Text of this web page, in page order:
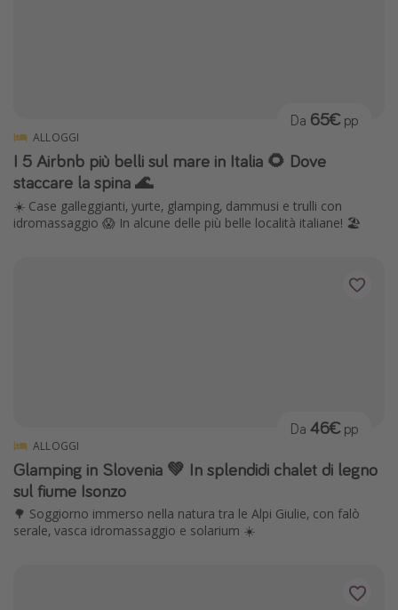
ALLOGGI
I 5 Airbnb più belli sul mare in Italia 🌻 Dove
staccare la spina 🌊
☀️ Case galleggianti, yurte, glamping, dammusi e trulli con
idromassaggio 😱 In alcune delle più belle località italiane! 🏖️
Da 65€ pp
ALLOGGI
Glamping in Slovenia 💚 In splendidi chalet di legno
sul fiume Isonzo
🌳 Soggiorno immerso nella natura tra le Alpi Giulie, con falò
serale, vasca idromassaggio e solarium ☀️
Da 46€ pp